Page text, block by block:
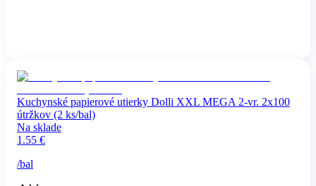
Kuchynské papierové utierky Dolli XXL MEGA 2-vr. 2x100
útržkov (2 ks/bal)
Na sklade
1.55 €
/bal